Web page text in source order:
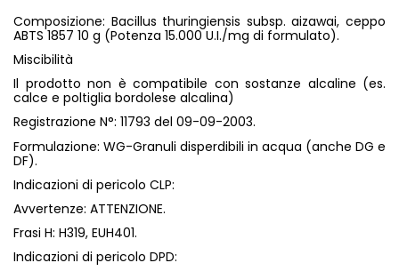
Composizione: Bacillus thuringiensis subsp. aizawai, ceppo
ABTS 1857 10 g (Potenza 15.000 U.I./mg di formulato).
Miscibilità
Il prodotto non è compatibile con sostanze alcaline (es.
calce e poltiglia bordolese alcalina)
Registrazione N°: 11793 del 09-09-2003.
Formulazione: WG-Granuli disperdibili in acqua (anche DG e
DF).
Indicazioni di pericolo CLP:
Avvertenze: ATTENZIONE.
Frasi H: H319, EUH401.
Indicazioni di pericolo DPD: